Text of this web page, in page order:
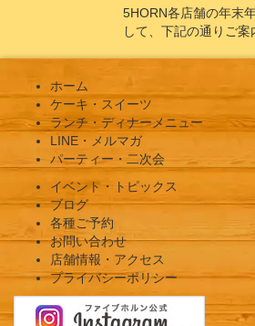
5HORN各店舗の年末
して、下記の通りご
ホーム
ケーキ・スイーツ
ランチ・ディナーメニュー
LINE・メルマガ
パーティー・二次会
イベント・トピックス
ブログ
各種ご予約
お問い合わせ
店舗情報・アクセス
プライバシーポリシー